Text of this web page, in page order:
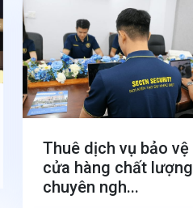
Thuê dịch vụ bảo vệ
cửa hàng chất lượng
chuyên ngh...